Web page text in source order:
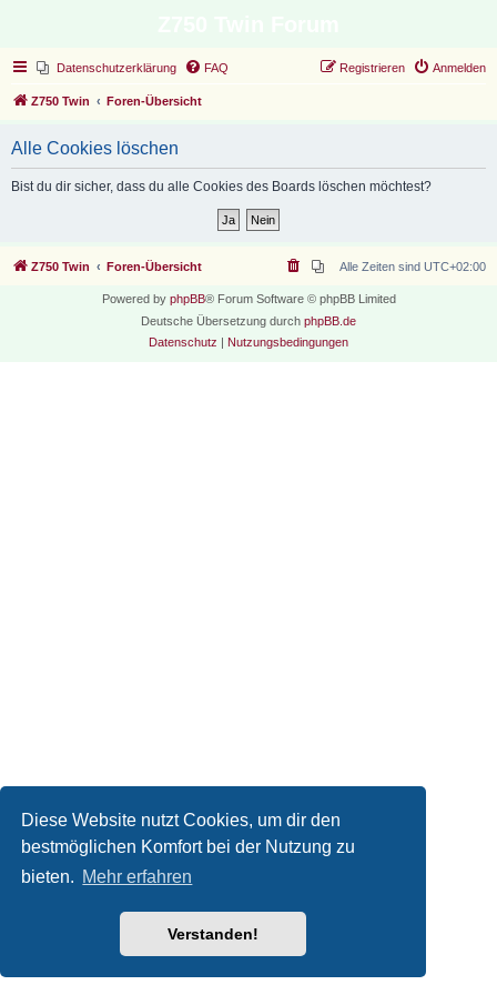
Diese Website nutzt Cookies, um dir den
bestmöglichen Komfort bei der Nutzung zu
bieten. Mehr erfahren
Verstanden!
Datenschutzerklärung FAQ Anmelden
Registrieren
Z750 Twin Foren-Übersicht
Alle Cookies löschen
Bist du dir sicher, dass du alle Cookies des Boards löschen möchtest?
Z750 Twin Foren-Übersicht Alle Zeiten sind UTC+02:00
Powered by phpBB® Forum Software © phpBB Limited
Deutsche Übersetzung durch phpBB.de
Datenschutz | Nutzungsbedingungen